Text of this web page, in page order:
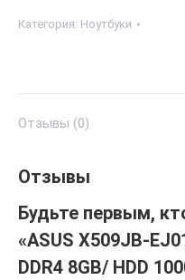
Категория: Ноутбуки
Отзывы (0)
Отзывы
Будьте первым,
«ASUS X509JB-
DDR4 8GB/ HDD